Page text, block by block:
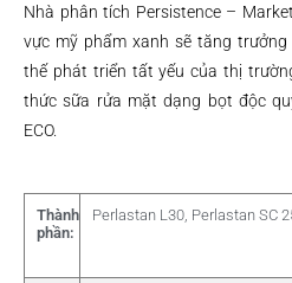
Nhà phân tích Persistence –
vực mỹ phẩm xanh sẽ tăng trưởng
thế phát triển tất yếu của thị
thức sữa rửa mặt dạng bọt độc
ECO.
Thành
phần:
Perlastan L30, Perlastan SC